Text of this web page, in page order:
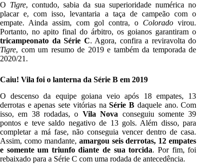
O Tigre, contudo, sabia da sua superioridade numérica no
placar e, com isso, levantaria a taça de campeão com o
empate. Ainda assim, com gol contra, o Colorado virou.
Portanto, no apito final do árbitro, os goianos garantiram o
tricampeonato da Série C. Agora, confira a reviravolta do
Tigre, com um resumo de 2019 e também da temporada de
2020/21.
Caiu! Vila foi o lanterna da Série B em 2019
O descenso da equipe goiana veio após 18 empates, 13
derrotas e apenas sete vitórias naSérie B daquele ano. Com
isso, em 38 rodadas, o Vila Nova conseguiu somente 39
pontos e teve saldo negativo de 13 gols. Além disso, para
completar a má fase, não conseguia vencer dentro de casa.
Assim, como mandante, amargou seis derrotas, 12 empates
e somente um triunfo diante de sua torcida. Por fim, foi
rebaixado para a Série C com uma rodada de antecedência.